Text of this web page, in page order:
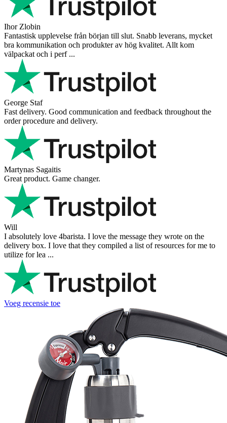
Andreas
Very good experience shopping at 4Barista. I bought a ZP6 Special,
and the order was well packaged, which eliminated any worries
about potential damag ...
Victor M.
Very professional, fast shipping, will buy again
Ihor Zlobin
Fantastisk upplevelse från början till slut. Snabb leverans, mycket
bra kommunikation och produkter av hög kvalitet. Allt kom
välpackat och i perf ...
George Staf
Fast delivery. Good communication and feedback throughout the
order procedure and delivery.
Great product. Game changer.
I absolutely love 4barista. I love the message they wrote on the
delivery box. I love that they compiled a list of resources for me to
utilize for lea ...